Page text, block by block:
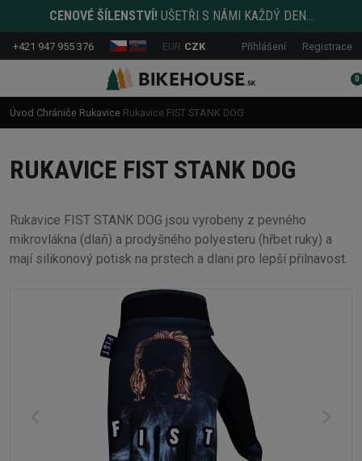
CENOVÉ ŠÍLENSTVÍ! UŠETŘI S NÁMI KAŽDÝ DEN...
+421 947 955 376 EUR CZK Přihlášení Registrace
0
Úvod Chrániče Rukavice Rukavice FIST STANK DOG
RUKAVICE FIST STANK DOG
Rukavice FIST STANK DOG jsou vyrobeny z pevného
mikrovlákna (dlaň) a prodyšného polyesteru (hřbet ruky) a
mají silikonový potisk na prstech a dlani pro lepší přilnavost.